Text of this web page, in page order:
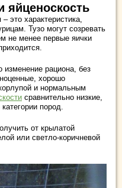
яйценоскость
это характеристика,
Тузо могут созревать
не менее первые яички
изменение рациона, без
хорошо
и нормальным
сравнительно низкие,
пород.
от крылатой
или светло-коричневой